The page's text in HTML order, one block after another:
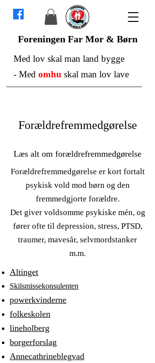
Foreningen Far Mor & Børn
Med lov skal man land bygge
- Med omhu skal man lov lave
Forældrefremmedgørelse
Læs alt om forældrefremmedgørelse
Forældrefremmedgørelse er kort fortalt
psykisk vold mod børn og den
fremmedgjorte forældre.
Det giver voldsomme psykiske mén, og
fører ofte til depression, stress, PTSD,
traumer, mavesår, selvmordstanker
m.m.
Altinget
Skilsmissekonsulenten
powerkvinderne
folkeskolen
lineholberg
borgerforslag
Annecathrineblegvad